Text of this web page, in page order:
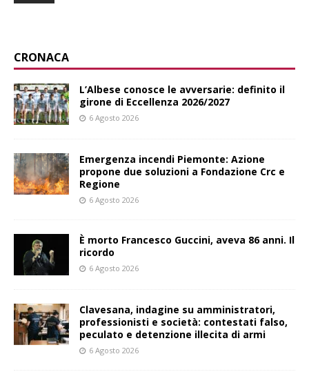
CRONACA
L’Albese conosce le avversarie: definito il
girone di Eccellenza 2026/2027
6 Agosto 2026
Emergenza incendi Piemonte: Azione
propone due soluzioni a Fondazione Crc e
Regione
6 Agosto 2026
È morto Francesco Guccini, aveva 86 anni. Il
ricordo
6 Agosto 2026
Clavesana, indagine su amministratori,
professionisti e società: contestati falso,
peculato e detenzione illecita di armi
6 Agosto 2026